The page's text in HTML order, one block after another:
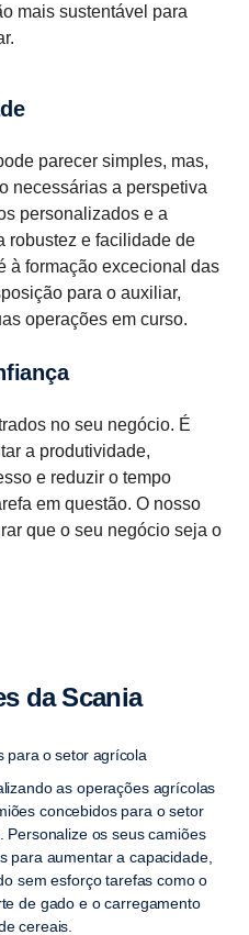
mais sustentável para
parecer simples, mas,
necessárias a perspetiva
personalizados e a
robustez e facilidade de
à formação excecional das
para o auxiliar,
operações em curso.
no seu negócio. É
a produtividade,
e reduzir o tempo
em questão. O nosso
que o seu negócio seja o
da Scania
para o setor agrícola
as operações agrícolas
concebidos para o setor
Personalize os seus camiões
para aumentar a capacidade,
sem esforço tarefas como o
de gado e o carregamento
cereais.